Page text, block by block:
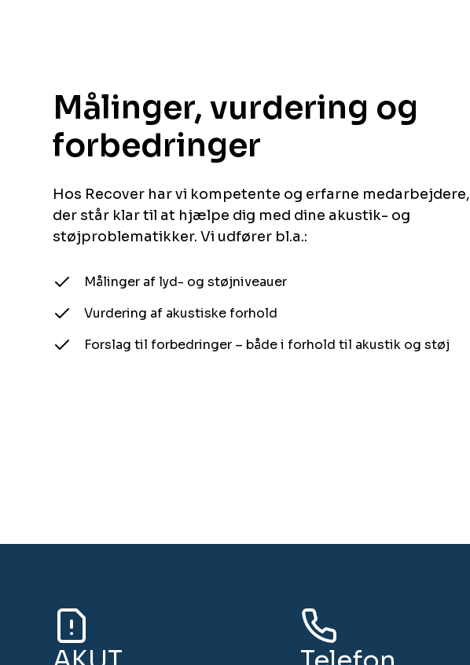
‌ ‍ ​‍​‍‌‍Målinger, vurdering og
forbedringer​​​​‌ ‍ ​‍​‍‌‍ ‌ ​‍‌‍‍‌‌‍‌ ‌‍‍‌‌‍ ‍​‍​‍​ ‍‍​‍​‍‌ ​ ‌‍​‌‌‍ ‍‌‍‍‌‌ ‌​‌ ‍‌​‍ ‍‌‍‍‌‌‍ ​‍​‍​‍ ​​‍​‍‌‍‍​‌ ​‍‌‍‌‌‌‍‌‍​‍​‍​ ‍‍​‍​‍​‍ ‌ ​ ‌ ‌​‌ ‌‌‌‍‌​‌‍‍‌‌‍ ​‍ ‌‍‍‌‌‍ ‍‌ ‌​‌‍‌‌‌‍ ‍‌ ‌​​‍ ‌‍‌‌‌‍‌​‌‍‍‌‌ ‌​​‍ ‌‍ ‌‌‍ ‌‍‌​‌‍‌‌​ ‌‌ ​​‌ ​‍‌‍‌‌‌ ​ ‌‍‌‌‌‍ ‍‌ ‌​‌‍​‌‌ ‌​‌‍‍‌‌‍ ‌‍ ‍​ ‍ ‌‍‍‌‌‍‌​​ ‌‌‍​‌‌‍​ ​ ​‌​ ‍​​ ‍​‌‍‌‌​ ‌​​ ‌‌​‍ ‌​ ‍‌‌‍​ ​ ‌ ‌‍​‍​‍ ‌​ ‌​​ ‌‌‌‍‌​​ ‌​​‍ ‌​ ‍‌‌‍‌‌​ ​‍​ ​ ​‍ ‌​ ​‌‌‍‌​‌‍‌‍​ ‌​​ ​‌​ ‌‌‌‍‌‍​ ‌ ​ ​‍​ ​​​ ‌‍‌‍​ ​ ‍ ‌ ‌​‌ ‍‌‌ ​​‌‍‌‌​ ‌‌ ​ ‌‍‍‌‌ ‌​‌‍‌‌‌‌​​‌‍​‌‌‍‌ ‌‍‌‌​ ‍ ‌ ​​‌‍​‌‌ ‌​‌‍‍​​ ‌‌ ​​‌‍​‌‌‍‌ ‌‍‌‌‌​​‍‌ ‌‌‌‍‍‌‌‍ ​‌‍‌​‌‍‌‌‌ ​‍​‍‌‌​ ‌‌‌​​‍‌‌ ‌‍‍ ‌‍‌‌‌ ‍‌​‍‌‌​ ​ ‌​‌​​‍‌‌​ ​ ‌​‌​​‍‌‌​ ​‍​ ​‍​ ​​​ ‍​‌‍​‌​ ‍​‌‍​‌‌‍​‌‌‍​ ​ ‌ ​ ​​​ ‌​​ ‌‌‌‍‌‍​‍‌‌​ ​‍​ ​‍​‍‌‌​ ‌‌‌​‌​​‍ ‍‌‍​ ‌‍ ‌‍ ‍‌ ‌​‌‍‌‌‌‍ ‍‌ ‌​​‍‌‌​ ‌‌‌​​‍‌‌ ‌‍‍ ‌‍‌‌‌ ‍‌​‍‌‌​ ​ ‌​‌​​‍‌‌​ ​ ‌​‌​​‍‌‌​ ​‍​ ​‍​ ‌‍​ ​​​ ‍​​ ​​‌‍‌‍‌‍​‌‌‍​‌​ ​ ​ ‍‌​ ​ ​ ​‍‌‍‌‌​‍‌‌​ ​‍​ ​‍​‍‌‌​ ‌‌‌​‌​​‍ ‍‌‍​ ‌‍‍​‌‍‍‌‌‍ ​‌‍‌​‌ ​‍‌‍‌‌‌‍ ‍​‍‌‌​ ‌‌‌​​‍‌‌ ‌‍‍ ‌‍‌‌‌ ‍‌​‍‌‌​ ​ ‌​‌​​‍‌‌​ ​ ‌​‌​​‍‌‌​ ​‍​ ​‍​ ‍​‌‍‌​​ ​ ​ ‍​‌‍‌‍​ ‍​​ ​​​ ‌‍​ ‌ ​ ‌‌​ ‍​​ ‌ ​‍‌‌​ ​‍​ ​‍​‍‌‌​ ‌‌‌​‌​​‍ ‍‌ ‌​‌‍‌‌‌ ‍​‌ ‌​​ ‌‍​‍‌‍​‌‌ ​ ‌‍‌‌‌‌‌‌‌ ​‍‌‍ ​​ ‌​‍‌‌​ ​‍‌​‌‍‌ ​ ‌ ‌​‌ ‌‌‌‍‌​‌‍‍‌‌‍ ​‍‌‍‌‍‍‌‌‍‌​​ ‌‌‍​‌‌‍​ ​ ​‌​ ‍​​ ‍​‌‍‌‌​ ‌​​ ‌‌​‍ ‌​ ‍‌‌‍​ ​ ‌ ‌‍​‍​‍ ‌​ ‌​​ ‌‌‌‍‌​​ ‌​​‍ ‌​ ‍‌‌‍‌‌​ ​‍​ ​ ​‍ ‌​ ​‌‌‍‌​‌‍‌‍​ ‌​​ ​‌​ ‌‌‌‍‌‍​ ‌ ​ ​‍​ ​​​ ‌‍‌‍​ ​‍‌‍‌ ‌​‌ ‍‌‌ ​​‌‍‌‌​ ‌‌ ​ ‌‍‍‌‌ ‌​‌‍‌‌‌‌​​‌‍​‌‌‍‌ ‌‍‌‌​‍‌‍‌ ​​‌‍​‌‌ ‌​‌‍‍​​ ‌‌ ​​‌‍​‌‌‍‌ ‌‍‌‌‌​​‍‌ ‌‌‌‍‍‌‌‍ ​‌‍‌​‌‍‌‌‌ ​‍​‍‌‌​ ‌‌‌​​‍‌‌ ‌‍‍ ‌‍‌‌‌ ‍‌​‍‌‌​ ​ ‌​‌​​‍‌‌​ ​ ‌​‌​​‍‌‌​ ​‍​ ​‍​ ​​​ ‍​‌‍​‌​ ‍​‌‍​‌‌‍​‌‌‍​ ​ ‌ ​ ​​​ ‌​​ ‌‌‌‍‌‍​‍‌‌​ ​‍​ ​‍​‍‌‌​ ‌‌‌​‌​​‍ ‍‌‍​ ‌‍ ‌‍ ‍‌ ‌​‌‍‌‌‌‍ ‍‌ ‌​​‍‌‌​ ‌‌‌​​‍‌‌ ‌‍‍ ‌‍‌‌‌ ‍‌​‍‌‌​ ​ ‌​‌​​‍‌‌​ ​ ‌​‌​​‍‌‌​ ​‍​ ​‍​ ‌‍​ ​​​ ‍​​ ​​‌‍‌‍‌‍​‌‌‍​‌​ ​ ​ ‍‌​ ​ ​ ​‍‌‍‌‌​‍‌‌​ ​‍​ ​‍​‍‌‌​ ‌‌‌​‌​​‍ ‍‌‍​ ‌‍‍​‌‍‍‌‌‍ ​‌‍‌​‌ ​‍‌‍‌‌‌‍ ‍​‍‌‌​ ‌‌‌​​‍‌‌ ‌‍‍ ‌‍‌‌‌ ‍‌​‍‌‌​ ​ ‌​‌​​‍‌‌​ ​ ‌​‌​​‍‌‌​ ​‍​ ​‍​ ‍​‌‍‌​​ ​ ​ ‍​‌‍‌‍​ ‍​​ ​​​ ‌‍​ ‌ ​ ‌‌​ ‍​​ ‌ ​‍‌‌​ ​‍​ ​‍​‍‌‌​ ‌‌‌​‌​​‍ ‍‌ ‌​‌‍‌‌‌ ‍​‌ ‌​​‍​‍‌ ‌ ‌ ​‍‌‍‍‌‌‍‌ ‌‍‍‌‌‍ ‍​‍​‍​ ‍‍​‍​‍‌ ​ ‌‍​‌‌‍ ‍‌‍‍‌‌ ‌​‌ ‍‌​‍ ‍‌‍‍‌‌‍ ​‍​‍​‍ ​​‍​‍‌‍‍​‌ ​‍‌‍‌‌‌‍‌‍​‍​‍​ ‍‍​‍​‍​‍ ‌ ​ ‌ ‌​‌ ‌‌‌‍‌​‌‍‍‌‌‍ ​‍ ‌‍‍‌‌‍ ‍‌ ‌​‌‍‌‌‌‍ ‍‌ ‌​​‍ ‌‍‌‌‌‍‌​‌‍‍‌‌ ‌​​‍ ‌‍ ‌‌‍ ‌‍‌​‌‍‌‌​ ‌‌ ​​‌ ​‍‌‍‌‌‌ ​ ‌‍‌‌‌‍ ‍‌ ‌​‌‍​‌‌ ‌​‌‍‍‌‌‍ ‌‍ ‍​ ‍ ‌‍‍‌‌‍‌​​ ‌‌‍​‌‌‍​ ​ ​‌​ ‍​​ ‍​‌‍‌‌​ ‌​​ ‌‌​‍ ‌​ ‍‌‌‍​ ​ ‌ ‌‍​‍​‍ ‌​ ‌​​ ‌‌‌‍‌​​ ‌​​‍ ‌​ ‍‌‌‍‌‌​ ​‍​ ​ ​‍ ‌​ ​‌‌‍‌​‌‍‌‍​ ‌​​ ​‌​ ‌‌‌‍‌‍​ ‌ ​ ​‍​ ​​​ ‌‍‌‍​ ​ ‍ ‌ ‌​‌ ‍‌‌ ​​‌‍‌‌​ ‌‌ ​ ‌‍‍‌‌ ‌​‌‍‌‌‌‌​​‌‍​‌‌‍‌ ‌‍‌‌​ ‍ ‌ ​​‌‍​‌‌ ‌​‌‍‍​​ ‌‌ ​​‌‍​‌‌‍‌ ‌‍‌‌‌​​‍‌ ‌‌‌‍‍‌‌‍ ​‌‍‌​‌‍‌‌‌ ​‍​‍‌‌​ ‌‌‌​​‍‌‌ ‌‍‍ ‌‍‌‌‌ ‍‌​‍‌‌​ ​ ‌​‌​​‍‌‌​ ​ ‌​‌​​‍‌‌​ ​‍​ ​‍​ ​​​ ‍​‌‍​‌​ ‍​‌‍​‌‌‍​‌‌‍​ ​ ‌ ​ ​​​ ‌​​ ‌‌‌‍‌‍​‍‌‌​ ​‍​ ​‍​‍‌‌​ ‌‌‌​‌​​‍ ‍‌‍​ ‌‍ ‌‍ ‍‌ ‌​‌‍‌‌‌‍ ‍‌ ‌​​‍‌‌​ ‌‌‌​​‍‌‌ ‌‍‍ ‌‍‌‌‌ ‍‌​‍‌‌​ ​ ‌​‌​​‍‌‌​ ​ ‌​‌​​‍‌‌​ ​‍​ ​‍​ ‌​​ ​​​ ​‍‌‍​ ‌‍​ ​ ​‍‌‍​‌​ ​ ​ ​‍​ ‌​​ ​‍‌‍‌‌​‍‌‌​ ​‍​ ​‍​‍‌‌​ ‌‌‌​‌​​‍ ‍‌‍​ ‌‍‍​‌‍‍‌‌‍ ​‌‍‌​‌ ​‍‌‍‌‌‌‍ ‍​‍‌‌​ ‌‌‌​​‍‌‌ ‌‍‍ ‌‍‌‌‌ ‍‌​‍‌‌​ ​ ‌​‌​​‍‌‌​ ​ ‌​‌​​‍‌‌​ ​‍​ ​‍​ ‌ ‌‍​‌‌‍​ ​ ‍​​ ‍​‌‍‌‍‌‍‌​‌‍​‍‌‍‌‍​ ‍​‌‍​‌​ ‍‌​‍‌‌​ ​‍​ ​‍​‍‌‌​ ‌‌‌​‌​​‍ ‍‌ ‌​‌‍‌‌‌ ‍​‌ ‌​​ ‌‍​‍‌‍​‌‌ ​ ‌‍‌‌‌‌‌‌‌ ​‍‌‍ ​​ ‌​‍‌‌​ ​‍‌​‌‍‌ ​ ‌ ‌​‌ ‌‌‌‍‌​‌‍‍‌‌‍ ​‍‌‍‌‍‍‌‌‍‌​​ ‌‌‍​‌‌‍​ ​ ​‌​ ‍​​ ‍​‌‍‌‌​ ‌​​ ‌‌​‍ ‌​ ‍‌‌‍​ ​ ‌ ‌‍​‍​‍ ‌​ ‌​​ ‌‌‌‍‌​​ ‌​​‍ ‌​ ‍‌‌‍‌‌​ ​‍​ ​ ​‍ ‌​ ​‌‌‍‌​‌‍‌‍​ ‌​​ ​‌​ ‌‌‌‍‌‍​ ‌ ​ ​‍​ ​​​ ‌‍‌‍​ ​‍‌‍‌ ‌​‌ ‍‌‌ ​​‌‍‌‌​ ‌‌ ​ ‌‍‍‌‌ ‌​‌‍‌‌‌‌​​‌‍​‌‌‍‌ ‌‍‌‌​‍‌‍‌ ​​‌‍​‌‌ ‌​‌‍‍​​ ‌‌ ​​‌‍​‌‌‍‌ ‌‍‌‌‌​​‍‌ ‌‌‌‍‍‌‌‍ ​‌‍‌​‌‍‌‌‌ ​‍​‍‌‌​ ‌‌‌​​‍‌‌ ‌‍‍ ‌‍‌‌‌ ‍‌​‍‌‌​ ​ ‌​‌​​‍‌‌​ ​ ‌​‌​​‍‌‌​ ​‍​ ​‍​ ​​​ ‍​‌‍​‌​ ‍​‌‍​‌‌‍​‌‌‍​ ​ ‌ ​ ​​​ ‌​​ ‌‌‌‍‌‍​‍‌‌​ ​‍​ ​‍​‍‌‌​ ‌‌‌​‌​​‍ ‍‌‍​ ‌‍ ‌‍ ‍‌ ‌​‌‍‌‌‌‍ ‍‌ ‌​​‍‌‌​ ‌‌‌​​‍‌‌ ‌‍‍ ‌‍‌‌‌ ‍‌​‍‌‌​ ​ ‌​‌​​‍‌‌​ ​ ‌​‌​​‍‌‌​ ​‍​ ​‍​ ‌​​ ​​​ ​‍‌‍​ ‌‍​ ​ ​‍‌‍​‌​ ​ ​ ​‍​ ‌​​ ​‍‌‍‌‌​‍‌‌​ ​‍​ ​‍​‍‌‌​ ‌‌‌​‌​​‍ ‍‌‍​ ‌‍‍​‌‍‍‌‌‍ ​‌‍‌​‌ ​‍‌‍‌‌‌‍ ‍​‍‌‌​ ‌‌‌​​‍‌‌ ‌‍‍ ‌‍‌‌‌ ‍‌​‍‌‌​ ​ ‌​‌​​‍‌‌​ ​ ‌​‌​​‍‌‌​ ​‍​ ​‍​ ‌ ‌‍​‌‌‍​ ​ ‍​​ ‍​‌‍‌‍‌‍‌​‌‍​‍‌‍‌‍​ ‍​‌‍​‌​ ‍‌​‍‌‌​ ​‍​ ​‍​‍‌‌​ ‌‌‌​‌​​‍ ‍‌ ‌​‌‍‌‌‌ ‍​‌ ‌​​‍​‍‌ ‌
Hos Recover har vi kompetente og erfarne medarbejdere,
der står klar til at hjælpe dig med dine akustik- og
støjproblematikker. Vi udfører bl.a.:​​​​‌ ‍ ​‍​‍‌‍ ‌ ​‍‌‍‍‌‌‍‌ ‌‍‍‌‌‍ ‍​‍​‍​ ‍‍​‍​‍‌ ​ ‌‍​‌‌‍ ‍‌‍‍‌‌ ‌​‌ ‍‌​‍ ‍‌‍‍‌‌‍ ​‍​‍​‍ ​​‍​‍‌‍‍​‌ ​‍‌‍‌‌‌‍‌‍​‍​‍​ ‍‍​‍​‍​‍ ‌ ​ ‌ ‌​‌ ‌‌‌‍‌​‌‍‍‌‌‍ ​‍ ‌‍‍‌‌‍ ‍‌ ‌​‌‍‌‌‌‍ ‍‌ ‌​​‍ ‌‍‌‌‌‍‌​‌‍‍‌‌ ‌​​‍ ‌‍ ‌‌‍ ‌‍‌​‌‍‌‌​ ‌‌ ​​‌ ​‍‌‍‌‌‌ ​ ‌‍‌‌‌‍ ‍‌ ‌​‌‍​‌‌ ‌​‌‍‍‌‌‍ ‌‍ ‍​ ‍ ‌‍‍‌‌‍‌​​ ‌‌‍​‌‌‍​ ​ ​‌​ ‍​​ ‍​‌‍‌‌​ ‌​​ ‌‌​‍ ‌​ ‍‌‌‍​ ​ ‌ ‌‍​‍​‍ ‌​ ‌​​ ‌‌‌‍‌​​ ‌​​‍ ‌​ ‍‌‌‍‌‌​ ​‍​ ​ ​‍ ‌​ ​‌‌‍‌​‌‍‌‍​ ‌​​ ​‌​ ‌‌‌‍‌‍​ ‌ ​ ​‍​ ​​​ ‌‍‌‍​ ​ ‍ ‌ ‌​‌ ‍‌‌ ​​‌‍‌‌​ ‌‌ ​ ‌‍‍‌‌ ‌​‌‍‌‌‌‌​​‌‍​‌‌‍‌ ‌‍‌‌​ ‍ ‌ ​​‌‍​‌‌ ‌​‌‍‍​​ ‌‌ ​​‌‍​‌‌‍‌ ‌‍‌‌‌​​‍‌ ‌‌‌‍‍‌‌‍ ​‌‍‌​‌‍‌‌‌ ​‍​‍‌‌​ ‌‌‌​​‍‌‌ ‌‍‍ ‌‍‌‌‌ ‍‌​‍‌‌​ ​ ‌​‌​​‍‌‌​ ​ ‌​‌​​‍‌‌​ ​‍​ ​‍​ ​​​ ‍​‌‍​‌​ ‍​‌‍​‌‌‍​‌‌‍​ ​ ‌ ​ ​​​ ‌​​ ‌‌‌‍‌‍​‍‌‌​ ​‍​ ​‍​‍‌‌​ ‌‌‌​‌​​‍ ‍‌‍​ ‌‍ ‌‍ ‍‌ ‌​‌‍‌‌‌‍ ‍‌ ‌​​‍‌‌​ ‌‌‌​​‍‌‌ ‌‍‍ ‌‍‌‌‌ ‍‌​‍‌‌​ ​ ‌​‌​​‍‌‌​ ​ ‌​‌​​‍‌‌​ ​‍​ ​‍‌‍‌‍​ ​‌​ ​ ​ ​​​ ​ ‌‍‌‍‌‍​‍​ ‌‍​ ​‍‌‍​‌​ ​​​ ​‌​‍‌‌​ ​‍​ ​‍​‍‌‌​ ‌‌‌​‌​​‍ ‍‌‍​ ‌‍‍​‌‍‍‌‌‍ ​‌‍‌​‌ ​‍‌‍‌‌‌‍ ‍​‍‌‌​ ‌‌‌​​‍‌‌ ‌‍‍ ‌‍‌‌‌ ‍‌​‍‌‌​ ​ ‌​‌​​‍‌‌​ ​ ‌​‌​​‍‌‌​ ​‍​ ​‍​ ‌ ​ ​‌​ ‍​​ ‌ ‌‍‌‍​ ‍‌‌‍​‌​ ‍​​ ‍‌‌‍​‍​ ‌ ‌‍​‍​‍‌‌​ ​‍​ ​‍​‍‌‌​ ‌‌‌​‌​​‍ ‍‌ ‌​‌‍‌‌‌ ‍​‌ ‌​​ ‌‍​‍‌‍​‌‌ ​ ‌‍‌‌‌‌‌‌‌ ​‍‌‍ ​​ ‌​‍‌‌​ ​‍‌​‌‍‌ ​ ‌ ‌​‌ ‌‌‌‍‌​‌‍‍‌‌‍ ​‍‌‍‌‍‍‌‌‍‌​​ ‌‌‍​‌‌‍​ ​ ​‌​ ‍​​ ‍​‌‍‌‌​ ‌​​ ‌‌​‍ ‌​ ‍‌‌‍​ ​ ‌ ‌‍​‍​‍ ‌​ ‌​​ ‌‌‌‍‌​​ ‌​​‍ ‌​ ‍‌‌‍‌‌​ ​‍​ ​ ​‍ ‌​ ​‌‌‍‌​‌‍‌‍​ ‌​​ ​‌​ ‌‌‌‍‌‍​ ‌ ​ ​‍​ ​​​ ‌‍‌‍​ ​‍‌‍‌ ‌​‌ ‍‌‌ ​​‌‍‌‌​ ‌‌ ​ ‌‍‍‌‌ ‌​‌‍‌‌‌‌​​‌‍​‌‌‍‌ ‌‍‌‌​‍‌‍‌ ​​‌‍​‌‌ ‌​‌‍‍​​ ‌‌ ​​‌‍​‌‌‍‌ ‌‍‌‌‌​​‍‌ ‌‌‌‍‍‌‌‍ ​‌‍‌​‌‍‌‌‌ ​‍​‍‌‌​ ‌‌‌​​‍‌‌ ‌‍‍ ‌‍‌‌‌ ‍‌​‍‌‌​ ​ ‌​‌​​‍‌‌​ ​ ‌​‌​​‍‌‌​ ​‍​ ​‍​ ​​​ ‍​‌‍​‌​ ‍​‌‍​‌‌‍​‌‌‍​ ​ ‌ ​ ​​​ ‌​​ ‌‌‌‍‌‍​‍‌‌​ ​‍​ ​‍​‍‌‌​ ‌‌‌​‌​​‍ ‍‌‍​ ‌‍ ‌‍ ‍‌ ‌​‌‍‌‌‌‍ ‍‌ ‌​​‍‌‌​ ‌‌‌​​‍‌‌ ‌‍‍ ‌‍‌‌‌ ‍‌​‍‌‌​ ​ ‌​‌​​‍‌‌​ ​ ‌​‌​​‍‌‌​ ​‍​ ​‍‌‍‌‍​ ​‌​ ​ ​ ​​​ ​ ‌‍‌‍‌‍​‍​ ‌‍​ ​‍‌‍​‌​ ​​​ ​‌​‍‌‌​ ​‍​ ​‍​‍‌‌​ ‌‌‌​‌​​‍ ‍‌‍​ ‌‍‍​‌‍‍‌‌‍ ​‌‍‌​‌ ​‍‌‍‌‌‌‍ ‍​‍‌‌​ ‌‌‌​​‍‌‌ ‌‍‍ ‌‍‌‌‌ ‍‌​‍‌‌​ ​ ‌​‌​​‍‌‌​ ​ ‌​‌​​‍‌‌​ ​‍​ ​‍​ ‌ ​ ​‌​ ‍​​ ‌ ‌‍‌‍​ ‍‌‌‍​‌​ ‍​​ ‍‌‌‍​‍​ ‌ ‌‍​‍​‍‌‌​ ​‍​ ​‍​‍‌‌​ ‌‌‌​‌​​‍ ‍‌ ‌​‌‍‌‌‌ ‍​‌ ‌​​‍​‍‌ ‌
Målinger af lyd- og støjniveauer​​​​‌ ‍ ​‍​‍‌‍ ‌ ​‍‌‍‍‌‌‍‌ ‌‍‍‌‌‍ ‍​‍​‍​ ‍‍​‍​‍‌ ​ ‌‍​‌‌‍ ‍‌‍‍‌‌ ‌​‌ ‍‌​‍ ‍‌‍‍‌‌‍ ​‍​‍​‍ ​​‍​‍‌‍‍​‌ ​‍‌‍‌‌‌‍‌‍​‍​‍​ ‍‍​‍​‍​‍ ‌ ​ ‌ ‌​‌ ‌‌‌‍‌​‌‍‍‌‌‍ ​‍ ‌‍‍‌‌‍ ‍‌ ‌​‌‍‌‌‌‍ ‍‌ ‌​​‍ ‌‍‌‌‌‍‌​‌‍‍‌‌ ‌​​‍ ‌‍ ‌‌‍ ‌‍‌​‌‍‌‌​ ‌‌ ​​‌ ​‍‌‍‌‌‌ ​ ‌‍‌‌‌‍ ‍‌ ‌​‌‍​‌‌ ‌​‌‍‍‌‌‍ ‌‍ ‍​ ‍ ‌‍‍‌‌‍‌​​ ‌‌‍​‌‌‍​ ​ ​‌​ ‍​​ ‍​‌‍‌‌​ ‌​​ ‌‌​‍ ‌​ ‍‌‌‍​ ​ ‌ ‌‍​‍​‍ ‌​ ‌​​ ‌‌‌‍‌​​ ‌​​‍ ‌​ ‍‌‌‍‌‌​ ​‍​ ​ ​‍ ‌​ ​‌‌‍‌​‌‍‌‍​ ‌​​ ​‌​ ‌‌‌‍‌‍​ ‌ ​ ​‍​ ​​​ ‌‍‌‍​ ​ ‍ ‌ ‌​‌ ‍‌‌ ​​‌‍‌‌​ ‌‌ ​ ‌‍‍‌‌ ‌​‌‍‌‌‌‌​​‌‍​‌‌‍‌ ‌‍‌‌​ ‍ ‌ ​​‌‍​‌‌ ‌​‌‍‍​​ ‌‌ ​​‌‍​‌‌‍‌ ‌‍‌‌‌​​‍‌ ‌‌‌‍‍‌‌‍ ​‌‍‌​‌‍‌‌‌ ​‍​‍‌‌​ ‌‌‌​​‍‌‌ ‌‍‍ ‌‍‌‌‌ ‍‌​‍‌‌​ ​ ‌​‌​​‍‌‌​ ​ ‌​‌​​‍‌‌​ ​‍​ ​‍​ ​​​ ‍​‌‍​‌​ ‍​‌‍​‌‌‍​‌‌‍​ ​ ‌ ​ ​​​ ‌​​ ‌‌‌‍‌‍​‍‌‌​ ​‍​ ​‍​‍‌‌​ ‌‌‌​‌​​‍ ‍‌‍​ ‌‍ ‌‍ ‍‌ ‌​‌‍‌‌‌‍ ‍‌ ‌​​‍‌‌​ ‌‌‌​​‍‌‌ ‌‍‍ ‌‍‌‌‌ ‍‌​‍‌‌​ ​ ‌​‌​​‍‌‌​ ​ ‌​‌​​‍‌‌​ ​‍​ ​‍‌‍‌‍​ ‌‍‌‍‌‌​ ‍​​ ‌‍​ ​‌‌‍​‍​ ‍‌‌‍‌​‌‍‌​‌‍‌‍‌‍‌​​‍‌‌​ ​‍​ ​‍​‍‌‌​ ‌‌‌​‌​​‍ ‍‌‍​ ‌‍‍​‌‍‍‌‌‍ ​‌‍‌​‌ ​‍‌‍‌‌‌‍ ‍​‍‌‌​ ‌‌‌​​‍‌‌ ‌‍‍ ‌‍‌‌‌ ‍‌​‍‌‌​ ​ ‌​‌​​‍‌‌​ ​ ‌​‌​​‍‌‌​ ​‍​ ​‍​ ‍​‌‍​‌‌‍‌‍​ ‌​​ ​‌​ ‍​​ ‌‌‌‍‌​​ ​​‌‍‌​​ ‍‌​ ‌ ​‍‌‌​ ​‍​ ​‍​‍‌‌​ ‌‌‌​‌​​‍ ‍‌ ‌​‌‍‌‌‌ ‍​‌ ‌​​ ‌‍​‍‌‍​‌‌ ​ ‌‍‌‌‌‌‌‌‌ ​‍‌‍ ​​ ‌​‍‌‌​ ​‍‌​‌‍‌ ​ ‌ ‌​‌ ‌‌‌‍‌​‌‍‍‌‌‍ ​‍‌‍‌‍‍‌‌‍‌​​ ‌‌‍​‌‌‍​ ​ ​‌​ ‍​​ ‍​‌‍‌‌​ ‌​​ ‌‌​‍ ‌​ ‍‌‌‍​ ​ ‌ ‌‍​‍​‍ ‌​ ‌​​ ‌‌‌‍‌​​ ‌​​‍ ‌​ ‍‌‌‍‌‌​ ​‍​ ​ ​‍ ‌​ ​‌‌‍‌​‌‍‌‍​ ‌​​ ​‌​ ‌‌‌‍‌‍​ ‌ ​ ​‍​ ​​​ ‌‍‌‍​ ​‍‌‍‌ ‌​‌ ‍‌‌ ​​‌‍‌‌​ ‌‌ ​ ‌‍‍‌‌ ‌​‌‍‌‌‌‌​​‌‍​‌‌‍‌ ‌‍‌‌​‍‌‍‌ ​​‌‍​‌‌ ‌​‌‍‍​​ ‌‌ ​​‌‍​‌‌‍‌ ‌‍‌‌‌​​‍‌ ‌‌‌‍‍‌‌‍ ​‌‍‌​‌‍‌‌‌ ​‍​‍‌‌​ ‌‌‌​​‍‌‌ ‌‍‍ ‌‍‌‌‌ ‍‌​‍‌‌​ ​ ‌​‌​​‍‌‌​ ​ ‌​‌​​‍‌‌​ ​‍​ ​‍​ ​​​ ‍​‌‍​‌​ ‍​‌‍​‌‌‍​‌‌‍​ ​ ‌ ​ ​​​ ‌​​ ‌‌‌‍‌‍​‍‌‌​ ​‍​ ​‍​‍‌‌​ ‌‌‌​‌​​‍ ‍‌‍​ ‌‍ ‌‍ ‍‌ ‌​‌‍‌‌‌‍ ‍‌ ‌​​‍‌‌​ ‌‌‌​​‍‌‌ ‌‍‍ ‌‍‌‌‌ ‍‌​‍‌‌​ ​ ‌​‌​​‍‌‌​ ​ ‌​‌​​‍‌‌​ ​‍​ ​‍‌‍‌‍​ ‌‍‌‍‌‌​ ‍​​ ‌‍​ ​‌‌‍​‍​ ‍‌‌‍‌​‌‍‌​‌‍‌‍‌‍‌​​‍‌‌​ ​‍​ ​‍​‍‌‌​ ‌‌‌​‌​​‍ ‍‌‍​ ‌‍‍​‌‍‍‌‌‍ ​‌‍‌​‌ ​‍‌‍‌‌‌‍ ‍​‍‌‌​ ‌‌‌​​‍‌‌ ‌‍‍ ‌‍‌‌‌ ‍‌​‍‌‌​ ​ ‌​‌​​‍‌‌​ ​ ‌​‌​​‍‌‌​ ​‍​ ​‍​ ‍​‌‍​‌‌‍‌‍​ ‌​​ ​‌​ ‍​​ ‌‌‌‍‌​​ ​​‌‍‌​​ ‍‌​ ‌ ​‍‌‌​ ​‍​ ​‍​‍‌‌​ ‌‌‌​‌​​‍ ‍‌ ‌​‌‍‌‌‌ ‍​‌ ‌​​‍​‍‌ ‌
Vurdering af akustiske forhold​​​​‌ ‍ ​‍​‍‌‍ ‌ ​‍‌‍‍‌‌‍‌ ‌‍‍‌‌‍ ‍​‍​‍​ ‍‍​‍​‍‌ ​ ‌‍​‌‌‍ ‍‌‍‍‌‌ ‌​‌ ‍‌​‍ ‍‌‍‍‌‌‍ ​‍​‍​‍ ​​‍​‍‌‍‍​‌ ​‍‌‍‌‌‌‍‌‍​‍​‍​ ‍‍​‍​‍​‍ ‌ ​ ‌ ‌​‌ ‌‌‌‍‌​‌‍‍‌‌‍ ​‍ ‌‍‍‌‌‍ ‍‌ ‌​‌‍‌‌‌‍ ‍‌ ‌​​‍ ‌‍‌‌‌‍‌​‌‍‍‌‌ ‌​​‍ ‌‍ ‌‌‍ ‌‍‌​‌‍‌‌​ ‌‌ ​​‌ ​‍‌‍‌‌‌ ​ ‌‍‌‌‌‍ ‍‌ ‌​‌‍​‌‌ ‌​‌‍‍‌‌‍ ‌‍ ‍​ ‍ ‌‍‍‌‌‍‌​​ ‌‌‍​‌‌‍​ ​ ​‌​ ‍​​ ‍​‌‍‌‌​ ‌​​ ‌‌​‍ ‌​ ‍‌‌‍​ ​ ‌ ‌‍​‍​‍ ‌​ ‌​​ ‌‌‌‍‌​​ ‌​​‍ ‌​ ‍‌‌‍‌‌​ ​‍​ ​ ​‍ ‌​ ​‌‌‍‌​‌‍‌‍​ ‌​​ ​‌​ ‌‌‌‍‌‍​ ‌ ​ ​‍​ ​​​ ‌‍‌‍​ ​ ‍ ‌ ‌​‌ ‍‌‌ ​​‌‍‌‌​ ‌‌ ​ ‌‍‍‌‌ ‌​‌‍‌‌‌‌​​‌‍​‌‌‍‌ ‌‍‌‌​ ‍ ‌ ​​‌‍​‌‌ ‌​‌‍‍​​ ‌‌ ​​‌‍​‌‌‍‌ ‌‍‌‌‌​​‍‌ ‌‌‌‍‍‌‌‍ ​‌‍‌​‌‍‌‌‌ ​‍​‍‌‌​ ‌‌‌​​‍‌‌ ‌‍‍ ‌‍‌‌‌ ‍‌​‍‌‌​ ​ ‌​‌​​‍‌‌​ ​ ‌​‌​​‍‌‌​ ​‍​ ​‍​ ​​​ ‍​‌‍​‌​ ‍​‌‍​‌‌‍​‌‌‍​ ​ ‌ ​ ​​​ ‌​​ ‌‌‌‍‌‍​‍‌‌​ ​‍​ ​‍​‍‌‌​ ‌‌‌​‌​​‍ ‍‌‍​ ‌‍ ‌‍ ‍‌ ‌​‌‍‌‌‌‍ ‍‌ ‌​​‍‌‌​ ‌‌‌​​‍‌‌ ‌‍‍ ‌‍‌‌‌ ‍‌​‍‌‌​ ​ ‌​‌​​‍‌‌​ ​ ‌​‌​​‍‌‌​ ​‍​ ​‍‌‍​ ​ ​ ​ ​ ​ ‌​​ ‌​‌‍​‍​ ​‌​ ‌‍​ ​ ​ ‍‌​ ‍​​ ​ ​‍‌‌​ ​‍​ ​‍​‍‌‌​ ‌‌‌​‌​​‍ ‍‌‍​ ‌‍‍​‌‍‍‌‌‍ ​‌‍‌​‌ ​‍‌‍‌‌‌‍ ‍​‍‌‌​ ‌‌‌​​‍‌‌ ‌‍‍ ‌‍‌‌‌ ‍‌​‍‌‌​ ​ ‌​‌​​‍‌‌​ ​ ‌​‌​​‍‌‌​ ​‍​ ​‍​ ‍‌​ ‍​‌‍‌‌‌‍​‍​ ‍​​ ‌ ‌‍‌‍‌‍​ ‌‍​‍​ ​​‌‍‌‍​ ​‍​‍‌‌​ ​‍​ ​‍​‍‌‌​ ‌‌‌​‌​​‍ ‍‌ ‌​‌‍‌‌‌ ‍​‌ ‌​​ ‌‍​‍‌‍​‌‌ ​ ‌‍‌‌‌‌‌‌‌ ​‍‌‍ ​​ ‌​‍‌‌​ ​‍‌​‌‍‌ ​ ‌ ‌​‌ ‌‌‌‍‌​‌‍‍‌‌‍ ​‍‌‍‌‍‍‌‌‍‌​​ ‌‌‍​‌‌‍​ ​ ​‌​ ‍​​ ‍​‌‍‌‌​ ‌​​ ‌‌​‍ ‌​ ‍‌‌‍​ ​ ‌ ‌‍​‍​‍ ‌​ ‌​​ ‌‌‌‍‌​​ ‌​​‍ ‌​ ‍‌‌‍‌‌​ ​‍​ ​ ​‍ ‌​ ​‌‌‍‌​‌‍‌‍​ ‌​​ ​‌​ ‌‌‌‍‌‍​ ‌ ​ ​‍​ ​​​ ‌‍‌‍​ ​‍‌‍‌ ‌​‌ ‍‌‌ ​​‌‍‌‌​ ‌‌ ​ ‌‍‍‌‌ ‌​‌‍‌‌‌‌​​‌‍​‌‌‍‌ ‌‍‌‌​‍‌‍‌ ​​‌‍​‌‌ ‌​‌‍‍​​ ‌‌ ​​‌‍​‌‌‍‌ ‌‍‌‌‌​​‍‌ ‌‌‌‍‍‌‌‍ ​‌‍‌​‌‍‌‌‌ ​‍​‍‌‌​ ‌‌‌​​‍‌‌ ‌‍‍ ‌‍‌‌‌ ‍‌​‍‌‌​ ​ ‌​‌​​‍‌‌​ ​ ‌​‌​​‍‌‌​ ​‍​ ​‍​ ​​​ ‍​‌‍​‌​ ‍​‌‍​‌‌‍​‌‌‍​ ​ ‌ ​ ​​​ ‌​​ ‌‌‌‍‌‍​‍‌‌​ ​‍​ ​‍​‍‌‌​ ‌‌‌​‌​​‍ ‍‌‍​ ‌‍ ‌‍ ‍‌ ‌​‌‍‌‌‌‍ ‍‌ ‌​​‍‌‌​ ‌‌‌​​‍‌‌ ‌‍‍ ‌‍‌‌‌ ‍‌​‍‌‌​ ​ ‌​‌​​‍‌‌​ ​ ‌​‌​​‍‌‌​ ​‍​ ​‍‌‍​ ​ ​ ​ ​ ​ ‌​​ ‌​‌‍​‍​ ​‌​ ‌‍​ ​ ​ ‍‌​ ‍​​ ​ ​‍‌‌​ ​‍​ ​‍​‍‌‌​ ‌‌‌​‌​​‍ ‍‌‍​ ‌‍‍​‌‍‍‌‌‍ ​‌‍‌​‌ ​‍‌‍‌‌‌‍ ‍​‍‌‌​ ‌‌‌​​‍‌‌ ‌‍‍ ‌‍‌‌‌ ‍‌​‍‌‌​ ​ ‌​‌​​‍‌‌​ ​ ‌​‌​​‍‌‌​ ​‍​ ​‍​ ‍‌​ ‍​‌‍‌‌‌‍​‍​ ‍​​ ‌ ‌‍‌‍‌‍​ ‌‍​‍​ ​​‌‍‌‍​ ​‍​‍‌‌​ ​‍​ ​‍​‍‌‌​ ‌‌‌​‌​​‍ ‍‌ ‌​‌‍‌‌‌ ‍​‌ ‌​​‍​‍‌ ‌
Forslag til forbedringer – både i forhold til akustik og støj​​​​‌ ‍ ​‍​‍‌‍ ‌ ​‍‌‍‍‌‌‍‌ ‌‍‍‌‌‍ ‍​‍​‍​ ‍‍​‍​‍‌ ​ ‌‍​‌‌‍ ‍‌‍‍‌‌ ‌​‌ ‍‌​‍ ‍‌‍‍‌‌‍ ​‍​‍​‍ ​​‍​‍‌‍‍​‌ ​‍‌‍‌‌‌‍‌‍​‍​‍​ ‍‍​‍​‍​‍ ‌ ​ ‌ ‌​‌ ‌‌‌‍‌​‌‍‍‌‌‍ ​‍ ‌‍‍‌‌‍ ‍‌ ‌​‌‍‌‌‌‍ ‍‌ ‌​​‍ ‌‍‌‌‌‍‌​‌‍‍‌‌ ‌​​‍ ‌‍ ‌‌‍ ‌‍‌​‌‍‌‌​ ‌‌ ​​‌ ​‍‌‍‌‌‌ ​ ‌‍‌‌‌‍ ‍‌ ‌​‌‍​‌‌ ‌​‌‍‍‌‌‍ ‌‍ ‍​ ‍ ‌‍‍‌‌‍‌​​ ‌‌‍​‌‌‍​ ​ ​‌​ ‍​​ ‍​‌‍‌‌​ ‌​​ ‌‌​‍ ‌​ ‍‌‌‍​ ​ ‌ ‌‍​‍​‍ ‌​ ‌​​ ‌‌‌‍‌​​ ‌​​‍ ‌​ ‍‌‌‍‌‌​ ​‍​ ​ ​‍ ‌​ ​‌‌‍‌​‌‍‌‍​ ‌​​ ​‌​ ‌‌‌‍‌‍​ ‌ ​ ​‍​ ​​​ ‌‍‌‍​ ​ ‍ ‌ ‌​‌ ‍‌‌ ​​‌‍‌‌​ ‌‌ ​ ‌‍‍‌‌ ‌​‌‍‌‌‌‌​​‌‍​‌‌‍‌ ‌‍‌‌​ ‍ ‌ ​​‌‍​‌‌ ‌​‌‍‍​​ ‌‌ ​​‌‍​‌‌‍‌ ‌‍‌‌‌​​‍‌ ‌‌‌‍‍‌‌‍ ​‌‍‌​‌‍‌‌‌ ​‍​‍‌‌​ ‌‌‌​​‍‌‌ ‌‍‍ ‌‍‌‌‌ ‍‌​‍‌‌​ ​ ‌​‌​​‍‌‌​ ​ ‌​‌​​‍‌‌​ ​‍​ ​‍​ ​​​ ‍​‌‍​‌​ ‍​‌‍​‌‌‍​‌‌‍​ ​ ‌ ​ ​​​ ‌​​ ‌‌‌‍‌‍​‍‌‌​ ​‍​ ​‍​‍‌‌​ ‌‌‌​‌​​‍ ‍‌‍​ ‌‍ ‌‍ ‍‌ ‌​‌‍‌‌‌‍ ‍‌ ‌​​‍‌‌​ ‌‌‌​​‍‌‌ ‌‍‍ ‌‍‌‌‌ ‍‌​‍‌‌​ ​ ‌​‌​​‍‌‌​ ​ ‌​‌​​‍‌‌​ ​‍​ ​‍​ ‌‌​ ​​‌‍​‌​ ‌ ​ ‍​​ ​‍​ ‍​​ ​​‌‍‌​‌‍‌​​ ‍‌​ ‌ ​‍‌‌​ ​‍​ ​‍​‍‌‌​ ‌‌‌​‌​​‍ ‍‌‍​ ‌‍‍​‌‍‍‌‌‍ ​‌‍‌​‌ ​‍‌‍‌‌‌‍ ‍​‍‌‌​ ‌‌‌​​‍‌‌ ‌‍‍ ‌‍‌‌‌ ‍‌​‍‌‌​ ​ ‌​‌​​‍‌‌​ ​ ‌​‌​​‍‌‌​ ​‍​ ​‍​ ‍‌​ ‌‍​ ‍​​ ‌‌​ ​‍​ ​‍​ ‌‌‌‍‌​​ ‌ ​ ​‌​ ​‍​ ‌ ​‍‌‌​ ​‍​ ​‍​‍‌‌​ ‌‌‌​‌​​‍ ‍‌ ‌​‌‍‌‌‌ ‍​‌ ‌​​ ‌‍​‍‌‍​‌‌ ​ ‌‍‌‌‌‌‌‌‌ ​‍‌‍ ​​ ‌​‍‌‌​ ​‍‌​‌‍‌ ​ ‌ ‌​‌ ‌‌‌‍‌​‌‍‍‌‌‍ ​‍‌‍‌‍‍‌‌‍‌​​ ‌‌‍​‌‌‍​ ​ ​‌​ ‍​​ ‍​‌‍‌‌​ ‌​​ ‌‌​‍ ‌​ ‍‌‌‍​ ​ ‌ ‌‍​‍​‍ ‌​ ‌​​ ‌‌‌‍‌​​ ‌​​‍ ‌​ ‍‌‌‍‌‌​ ​‍​ ​ ​‍ ‌​ ​‌‌‍‌​‌‍‌‍​ ‌​​ ​‌​ ‌‌‌‍‌‍​ ‌ ​ ​‍​ ​​​ ‌‍‌‍​ ​‍‌‍‌ ‌​‌ ‍‌‌ ​​‌‍‌‌​ ‌‌ ​ ‌‍‍‌‌ ‌​‌‍‌‌‌‌​​‌‍​‌‌‍‌ ‌‍‌‌​‍‌‍‌ ​​‌‍​‌‌ ‌​‌‍‍​​ ‌‌ ​​‌‍​‌‌‍‌ ‌‍‌‌‌​​‍‌ ‌‌‌‍‍‌‌‍ ​‌‍‌​‌‍‌‌‌ ​‍​‍‌‌​ ‌‌‌​​‍‌‌ ‌‍‍ ‌‍‌‌‌ ‍‌​‍‌‌​ ​ ‌​‌​​‍‌‌​ ​ ‌​‌​​‍‌‌​ ​‍​ ​‍​ ​​​ ‍​‌‍​‌​ ‍​‌‍​‌‌‍​‌‌‍​ ​ ‌ ​ ​​​ ‌​​ ‌‌‌‍‌‍​‍‌‌​ ​‍​ ​‍​‍‌‌​ ‌‌‌​‌​​‍ ‍‌‍​ ‌‍ ‌‍ ‍‌ ‌​‌‍‌‌‌‍ ‍‌ ‌​​‍‌‌​ ‌‌‌​​‍‌‌ ‌‍‍ ‌‍‌‌‌ ‍‌​‍‌‌​ ​ ‌​‌​​‍‌‌​ ​ ‌​‌​​‍‌‌​ ​‍​ ​‍​ ‌‌​ ​​‌‍​‌​ ‌ ​ ‍​​ ​‍​ ‍​​ ​​‌‍‌​‌‍‌​​ ‍‌​ ‌ ​‍‌‌​ ​‍​ ​‍​‍‌‌​ ‌‌‌​‌​​‍ ‍‌‍​ ‌‍‍​‌‍‍‌‌‍ ​‌‍‌​‌ ​‍‌‍‌‌‌‍ ‍​‍‌‌​ ‌‌‌​​‍‌‌ ‌‍‍ ‌‍‌‌‌ ‍‌​‍‌‌​ ​ ‌​‌​​‍‌‌​ ​ ‌​‌​​‍‌‌​ ​‍​ ​‍​ ‍‌​ ‌‍​ ‍​​ ‌‌​ ​‍​ ​‍​ ‌‌‌‍‌​​ ‌ ​ ​‌​ ​‍​ ‌ ​‍‌‌​ ​‍​ ​‍​‍‌‌​ ‌‌‌​‌​​‍ ‍‌ ‌​‌‍‌‌‌ ‍​‌ ‌​​‍​‍‌ ‌